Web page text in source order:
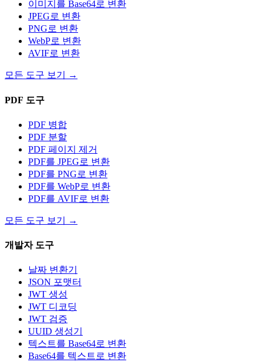
이미지를 Base64로 변환
JPEG로 변환
PNG로 변환
WebP로 변환
AVIF로 변환
모든 도구 보기 →
PDF 도구
PDF 병합
PDF 분할
PDF 페이지 제거
PDF를 JPEG로 변환
PDF를 PNG로 변환
PDF를 WebP로 변환
PDF를 AVIF로 변환
모든 도구 보기 →
개발자 도구
날짜 변환기
JSON 포맷터
JWT 생성
JWT 디코딩
JWT 검증
UUID 생성기
텍스트를 Base64로 변환
Base64를 텍스트로 변환